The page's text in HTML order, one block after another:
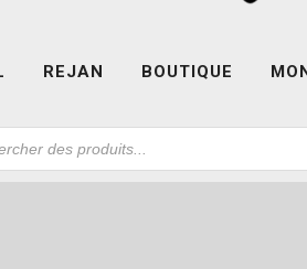
REJAN BOUTIQUE